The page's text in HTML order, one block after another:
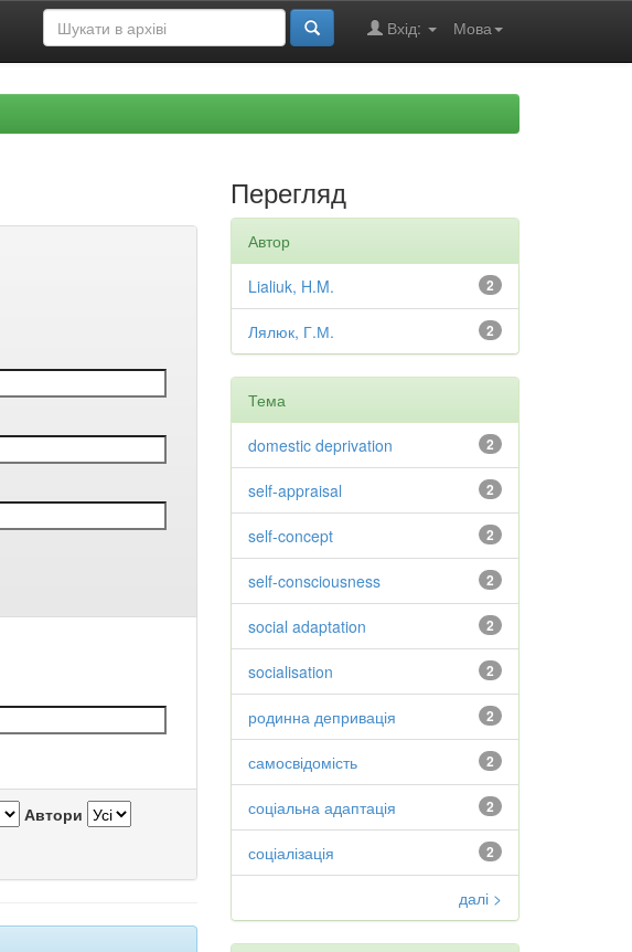
Мова
Вхід:
Автори
Перегляд
Автор
2
Lialiuk, H.M.
2
Лялюк, Г.М.
Тема
2
domestic deprivation
2
self-appraisal
2
self-concept
2
self-consciousness
2
social adaptation
2
socialisation
2
родинна депривація
2
самосвідомість
2
соціальна адаптація
2
соціалізація
далі >